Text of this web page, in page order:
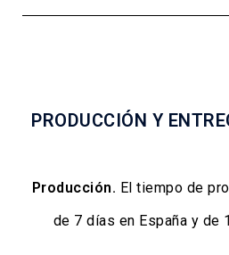
PRODUCCIÓN Y
Producción. El tiempo de
de 7 días en España y de